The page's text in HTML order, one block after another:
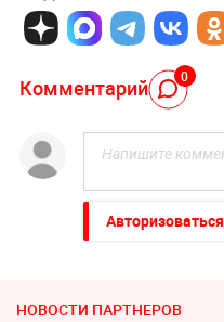
Комментарий 0
Авторизоваться
НОВОСТИ ПАРТНЕРОВ